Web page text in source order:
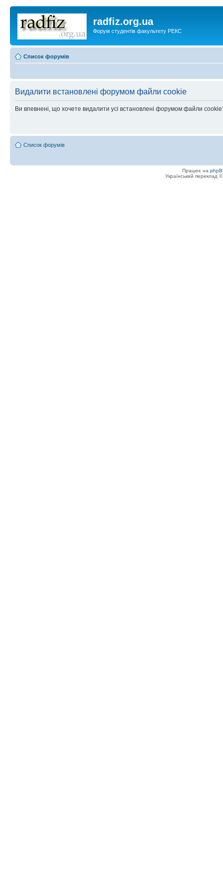
radfiz.org.ua
Форум студентів факультету РЕКС
Список форумів
Видалити встановлені форумом файли cookie
Ви впевнені, що хочете видалити усі встановлені форумом файли
Список форумів
Працює на
Український переклад